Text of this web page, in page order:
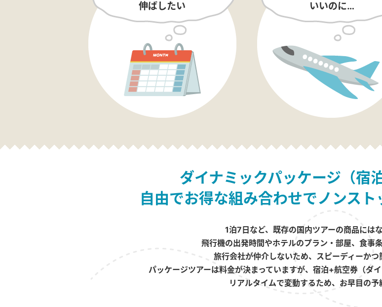
伸ばしたい
いいのに…
ダイナミックパッケージ（宿
自由でお得な組み合わせでノンス
1泊7日など、既存の国内ツアーの商品には
飛行機の出発時間やホテルのプラン・部屋、食事
旅行会社が仲介しないため、スピーディーかつ
パッケージツアーは料金が決まっていますが、宿泊+航空券（ダ
リアルタイムで変動するため、お早目の予